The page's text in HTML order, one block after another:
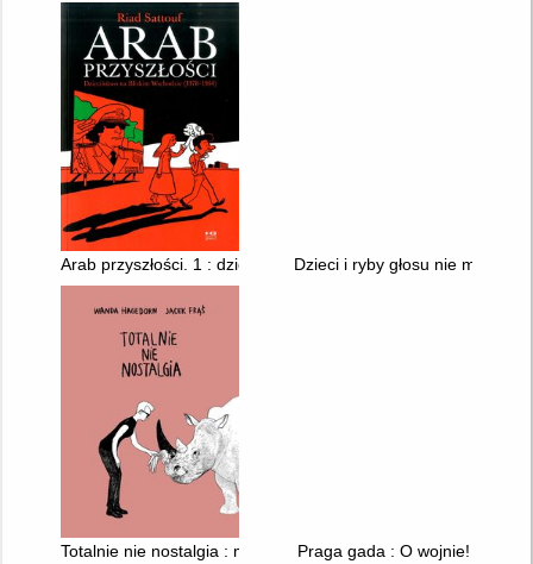
Arab przyszłości. 1 : dzieciństwo na Bliskim Wschodzie (1978-
Dzieci i ryby głosu nie mają
Totalnie nie nostalgia : memuar Praga gada : O wojnie!